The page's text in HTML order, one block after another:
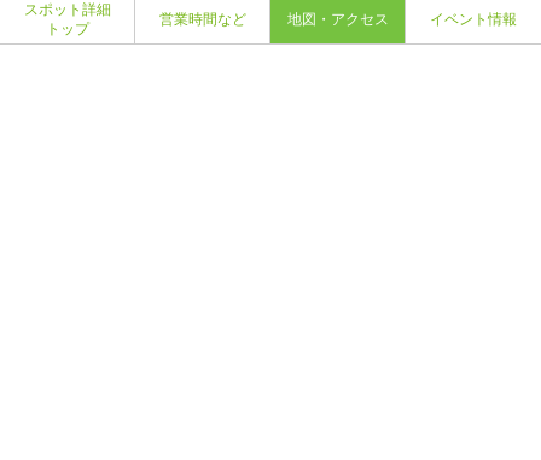
スポット詳細
トップ
営業時間など 地図・アクセス イベント情報